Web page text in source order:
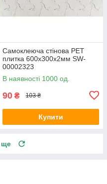
Самоклеюча стінова PET
плитка 600х300х2мм SW-
00002323
В наявності 1000 од.
90 ₴ 103 ₴
Купити
ще